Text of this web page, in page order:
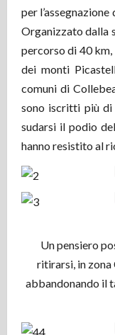
per
Organizzato dalla
percorso di 40
dei monti
comuni di
sono iscritti più
sudarsi il podio
hanno resistito al
Un pensiero
ritirarsi, in zona
abbandonando il